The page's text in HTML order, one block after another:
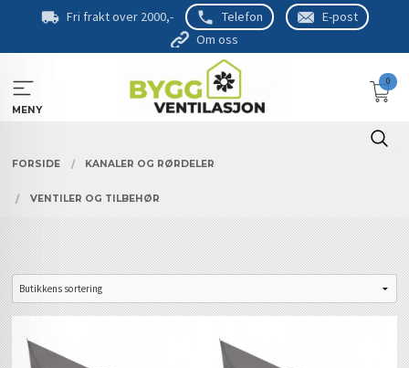
Fri frakt over 2000,- Telefon
E-post
Om oss
MENY
0
FORSIDE KANALER OG RØRDELER
VENTILER OG TILBEHØR